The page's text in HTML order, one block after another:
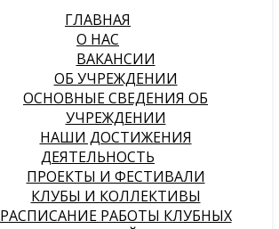
ГЛАВНАЯ
О НАС
ВАКАНСИИ
ОБ УЧРЕЖДЕНИИ
ОСНОВНЫЕ СВЕДЕНИЯ ОБ
УЧРЕЖДЕНИИ
НАШИ ДОСТИЖЕНИЯ
ДЕЯТЕЛЬНОСТЬ
ПРОЕКТЫ И ФЕСТИВАЛИ
КЛУБЫ И КОЛЛЕКТИВЫ
РАСПИСАНИЕ РАБОТЫ КЛУБНЫХ